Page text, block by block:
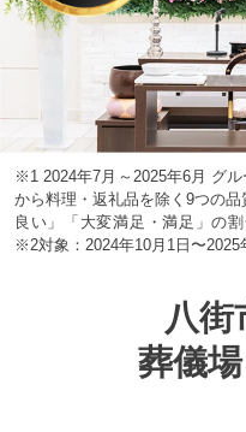
※1 2024年7月～2025年6月 グ
から料理・返礼品を除く9つの
良い」「大変満足・満足」の
※2対象：2024年10月1日〜2025
八街
葬儀